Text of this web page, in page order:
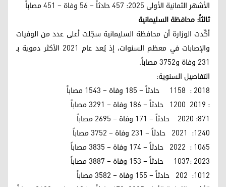
الأشهر الثمانية الأولى 2025: 457 حادثاً – 56 وفاة – 451 مصاباً
ثالثاً: محافظة السليمانية
أكّدت الوزارة أن محافظة السليمانية سجّلت أعلى عدد من الوفيات
والإصابات في معظم السنوات، إذ يُعد عام 2021 الأكثر دموية بـ
231 وفاة و3752 مصاباً.
التفاصيل السنوية:
2018 : 1158 حادثاً – 185 وفاة – 1543 مصاباً
: 2019 1200 حادثاً – 186 وفاة – 3291 مصاباً
871: 2020 حادثاً – 171 وفاة – 2695 مصاباً
1240: 2021 حادثاً – 231 وفاة – 3752 مصاباً
1065 : 2022 حادثاً – 174 وفاة – 3835 مصاباً
2023 :1037 حادثاً – 153 وفاة – 3887 مصاباً
1012: 202 حادثاً – 155 وفاة – 3582 مصاباً